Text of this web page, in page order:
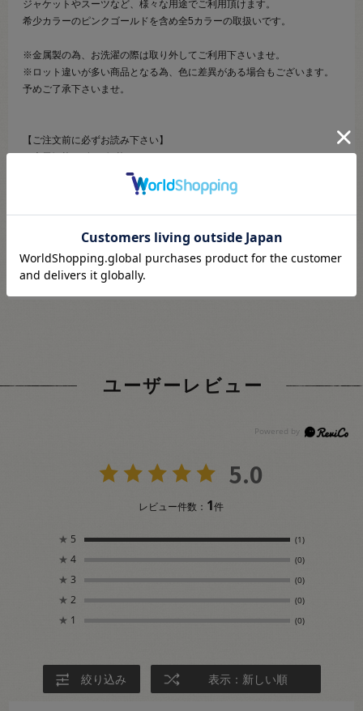
ジャケットやスーツなど、様々な用途でご利用頂けます。
希少カラーのピンクゴールドを含め全5カラーの取扱いです。
※金属製の為、お洗濯の際は取り外してご利用下さいませ。
※ロット違いが多い商品となる為、色に差異がある場合もございます。
予めご了承下さいませ。
【ご注文前に必ずお読み下さい】
・製造ロット、ディスプレイや視覚環境などにより、実際のカラーと異
・常にたくさんの在庫を確保しているお品ではございません。
・当社の他オンラインショップと在庫を共有しており、注文が確定して
も完売･欠品の場合があります。予めご了承下さい。
ユーザーレビュー
5.0
レビュー件数： 1件
★ 5 (1)
★ 4 (0)
★ 3 (0)
★ 2 (0)
★ 1 (0)
絞り込み 表示：新しい順